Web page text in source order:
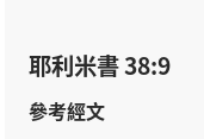
耶利米書 38:9
參考經文